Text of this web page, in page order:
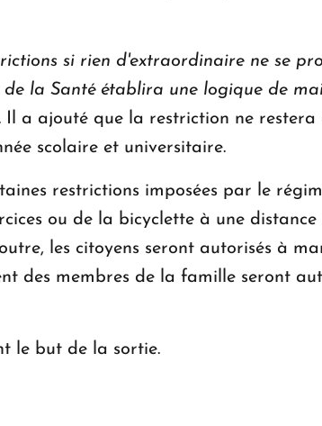
si rien d'extraordinaire ne se
la Santé établira une logique de
Il a ajouté que la restriction ne restera
scolaire et universitaire.
restrictions imposées par le
ou de la bicyclette à une
les citoyens seront autorisés à
des membres de la famille seront
le but de la sortie.